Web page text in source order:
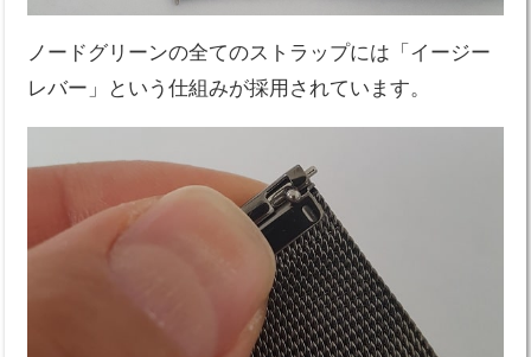
ノードグリーンの全てのストラップには「イージー
レバー」という仕組みが採用されています。